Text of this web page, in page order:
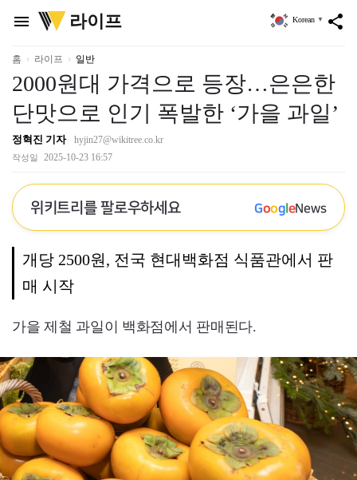
menu
위
키
리
라이프 share
Korean ▼
홈 라이프 일반
2000원대 가격으로 등장…은은한
단맛으로 인기 폭발한 ‘가을 과일’
정혁진 기자 hyjin27@wikitree.co.kr
작성일 2025-10-23 16:57
위키트리를 팔로우하세요 GoogleNews
개당 2500원, 전국 현대백화점 식품관에서 판
매 시작
가을 제철 과일이 백화점에서 판매된다.